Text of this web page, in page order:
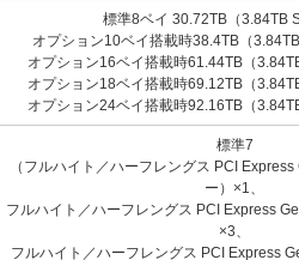
標準8ベイ 30.72TB（3.84TB
オプション10ベイ搭載時38.4TB（3.84TB
オプション16ベイ搭載時61.44TB（
オプション18ベイ搭載時69.12TB（
オプション24ベイ搭載時92.16TB（
標準7
（フルハイト／ハーフレングス PCI
ー）×1、
フルハイト／ハーフレングス PCI Express
×3、
フルハイト／ハーフレングス PCI Express